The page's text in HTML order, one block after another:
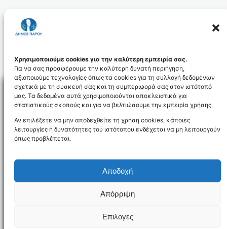
Χρησιμοποιούμε cookies για την καλύτερη εμπειρία σας.
Για να σας προσφέρουμε την καλύτερη δυνατή περιήγηση,
αξιοποιούμε τεχνολογίες όπως τα cookies για τη συλλογή δεδομένων
σχετικά με τη συσκευή σας και τη συμπεριφορά σας στον ιστότοπό
μας. Τα δεδομένα αυτά χρησιμοποιούνται αποκλειστικά για
στατιστικούς σκοπούς και για να βελτιώσουμε την εμπειρία χρήσης.
Αν επιλέξετε να μην αποδεχθείτε τη χρήση cookies, κάποιες
λειτουργίες ή δυνατότητες του ιστότοπου ενδέχεται να μη λειτουργούν
όπως προβλέπεται.
Αποδοχή
Απόρριψη
Επιλογές
NEWSLETTER
Δήλωση Προσβασιμότητας
Δήμος Πάρου